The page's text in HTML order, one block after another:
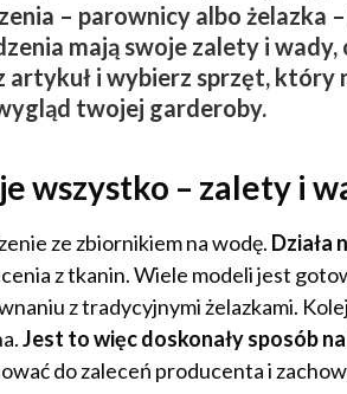
– parownicy albo żelazka
mają swoje zalety i
artykuł i wybierz sprzęt,
twojej garderoby.
wszystko – zalety i
ze zbiornikiem na wodę. Działa
z tkanin. Wiele modeli jest
z tradycyjnymi żelazkami.
Jest to więc doskonały sposób
do zaleceń producenta i